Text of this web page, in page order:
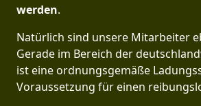
werden.
Natürlich sind unsere Mitarbeiter
Gerade im Bereich der
ist eine ordnungsgemäße
Voraussetzung für einen